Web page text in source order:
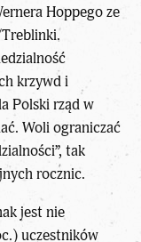
Hoppego ze
krzywd i
Polski rząd w
Woli ograniczać
tak
rocznic.
jest nie
uczestników